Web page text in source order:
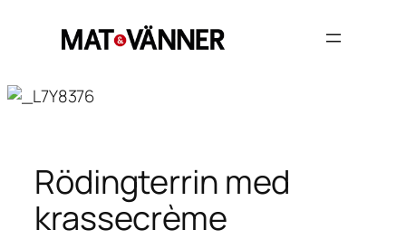
Rödingterrin med
krassecrème